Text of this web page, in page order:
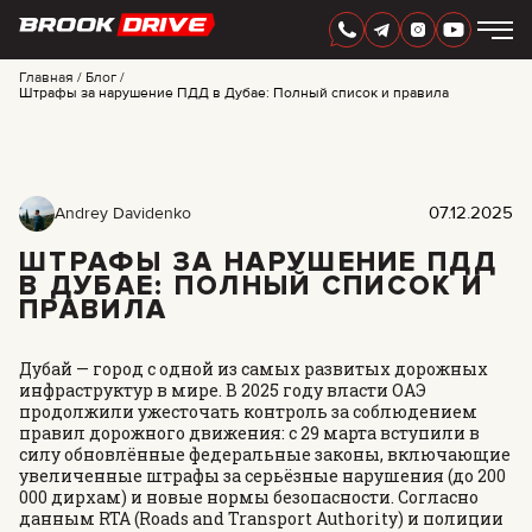
AED
АКЦИИ
FAQ
ОТЗЫВЫ
КОНТАКТЫ
ПАРТНЕРСТВО
info@brook-drive.rent
+ 971 52 193 88 88
+ 7 925 283 88 88
Главная
Блог
Штрафы за нарушение ПДД в Дубае: Полный список и правила
07.12.2025
Andrey Davidenko
ШТРАФЫ ЗА НАРУШЕНИЕ ПДД
В ДУБАЕ: ПОЛНЫЙ СПИСОК И
ПРАВИЛА
Дубай — город с одной из самых развитых дорожных
инфраструктур в мире. В 2025 году власти ОАЭ
продолжили ужесточать контроль за соблюдением
правил дорожного движения: с 29 марта вступили в
силу обновлённые федеральные законы, включающие
увеличенные штрафы за серьёзные нарушения (до 200
000 дирхам) и новые нормы безопасности. Согласно
данным RTA (Roads and Transport Authority) и полиции